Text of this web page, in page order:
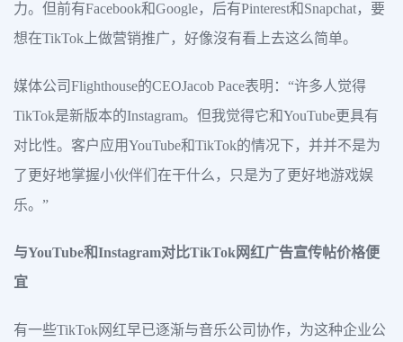
力。但前有Facebook和Google，后有Pinterest和Snapchat，要
想在TikTok上做营销推广，好像沒有看上去这么简单。
媒体公司Flighthouse的CEOJacob Pace表明：“许多人觉得
TikTok是新版本的Instagram。但我觉得它和YouTube更具有
对比性。客户应用YouTube和TikTok的情况下，并并不是为
了更好地掌握小伙伴们在干什么，只是为了更好地游戏娱
乐。”
与YouTube和Instagram对比TikTok网红广告宣传帖价格便
宜
有一些TikTok网红早已逐渐与音乐公司协作，为这种企业公